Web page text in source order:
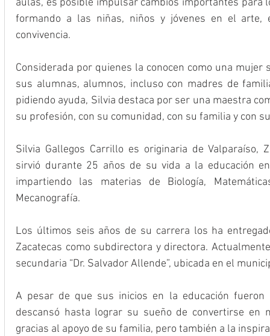
aulas, es posible impulsar cambios importantes para
formando a las niñas, niños y jóvenes en el
convivencia.
Considerada por quienes la conocen como una mujer
sus alumnas, alumnos, incluso con madres de
pidiendo ayuda, Silvia destaca por ser una maestra
su profesión, con su comunidad, con su familia y con
Silvia Gallegos Carrillo es originaria de Valparaíso,
sirvió durante 25 años de su vida a la educación
impartiendo las materias de Biología,
Mecanografía.
Los últimos seis años de su carrera los ha
Zacatecas como subdirectora y directora.
secundaria “Dr. Salvador Allende”, ubicada en el
A pesar de que sus inicios en la educación fueron
descansó hasta lograr su sueño de convertirse en
gracias al apoyo de su familia, pero también a la